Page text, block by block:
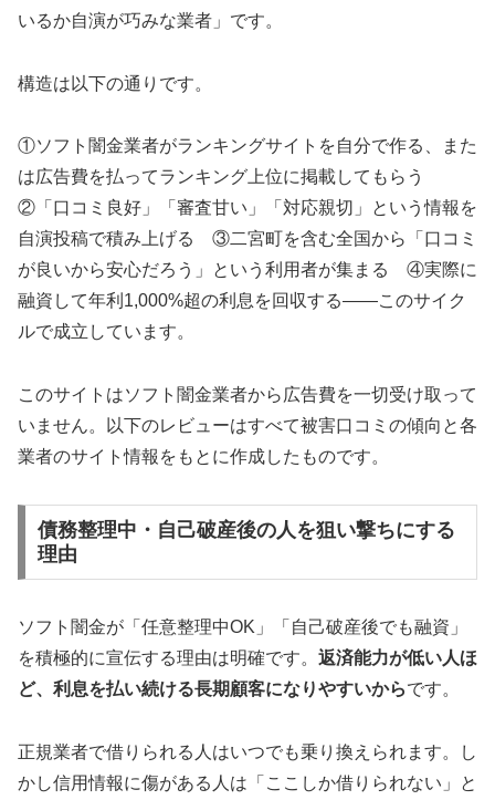
いるか自演が巧みな業者」です。
構造は以下の通りです。
①ソフト闇金業者がランキングサイトを自分で作る、また
は広告費を払ってランキング上位に掲載してもらう
②「口コミ良好」「審査甘い」「対応親切」という情報を
自演投稿で積み上げる ③二宮町を含む全国から「口コミ
が良いから安心だろう」という利用者が集まる ④実際に
融資して年利1,000%超の利息を回収する——このサイク
ルで成立しています。
このサイトはソフト闇金業者から広告費を一切受け取って
いません。以下のレビューはすべて被害口コミの傾向と各
業者のサイト情報をもとに作成したものです。
債務整理中・自己破産後の人を狙い撃ちにする
理由
ソフト闇金が「任意整理中OK」「自己破産後でも融資」
を積極的に宣伝する理由は明確です。 返済能力が低い人ほ
ど、利息を払い続ける長期顧客になりやすいからです。
正規業者で借りられる人はいつでも乗り換えられます。し
かし信用情報に傷がある人は「ここしか借りられない」と